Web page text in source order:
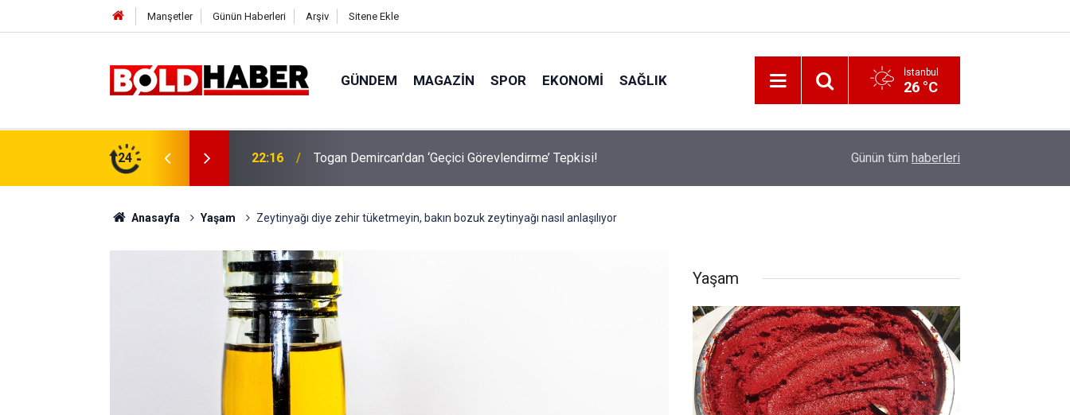
Manşetler Günün Haberleri Arşiv Sitene Ekle
GÜNDEM MAGAZIN SPOR EKONOMI SAĞLIK İstanbul
26 °C
24 19:32 Sıcak Havalarda Ödem Şikayetini Hafife Almayın! İzmir 112’de Kan Donduran İddialar!
Günün tüm haberleri
Anasayfa Yaşam Zeytinyağı diye zehir tüketmeyin, bakın bozuk zeytinyağı nasıl anlaşılıyor
Yaşam